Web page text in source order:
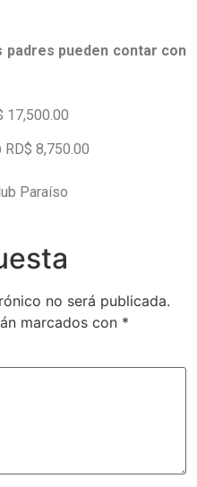
pueden contar con
17,500.00
8,750.00
Paraíso
no será publicada.
marcados con *